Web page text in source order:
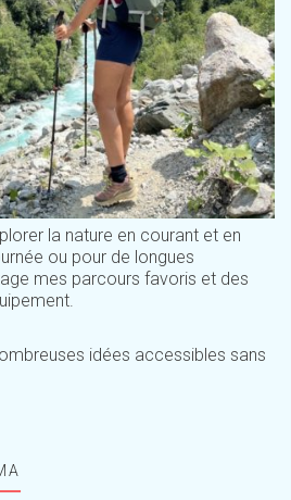
la nature en courant et en
ou pour de longues
mes parcours favoris et des
idées accessibles sans